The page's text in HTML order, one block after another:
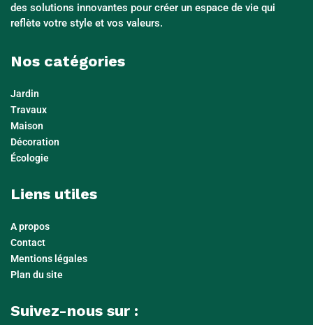
des solutions innovantes pour créer un espace de vie qui
reflète votre style et vos valeurs.
Nos catégories
Jardin
Travaux
Maison
Décoration
Écologie
Liens utiles
A propos
Contact
Mentions légales
Plan du site
Suivez-nous sur :